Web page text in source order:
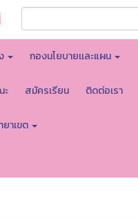
กองนโยบายเเละแผน
สมัครเรียน ติดต่อเรา
ยาเขต